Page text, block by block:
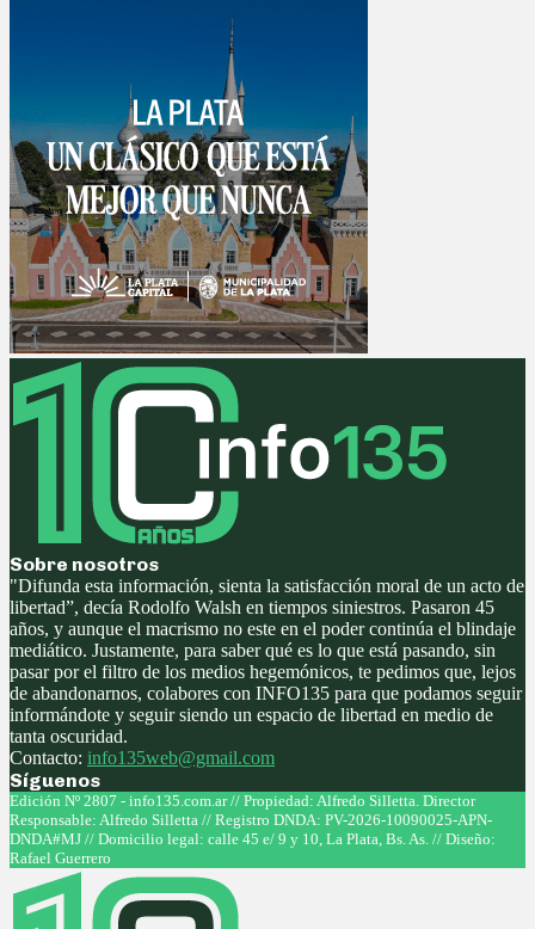
Sobre nosotros
"Difunda esta información, sienta la satisfacción moral de un acto de
libertad”, decía Rodolfo Walsh en tiempos siniestros. Pasaron 45
años, y aunque el macrismo no este en el poder continúa el blindaje
mediático. Justamente, para saber qué es lo que está pasando, sin
pasar por el filtro de los medios hegemónicos, te pedimos que, lejos
de abandonarnos, colabores con INFO135 para que podamos seguir
informándote y seguir siendo un espacio de libertad en medio de
tanta oscuridad.
Contacto: info135web@gmail.com
Síguenos
Facebook
Twitter
Instagram
Youtube
Edición Nº 2807 - info135.com.ar // Propiedad: Alfredo Silletta. Director
Responsable: Alfredo Silletta // Registro DNDA: PV-2026-10090025-APN-
DNDA#MJ // Domicilio legal: calle 45 e/ 9 y 10, La Plata, Bs. As. // Diseño:
Rafael Guerrero